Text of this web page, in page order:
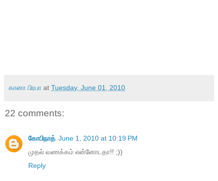
கானா பிரபா at Tuesday, June 01, 2010
22 comments:
கோபிநாத் June 1, 2010 at 10:19 PM
முதல் வணக்கம் என்னோடதா!! ;))
Reply